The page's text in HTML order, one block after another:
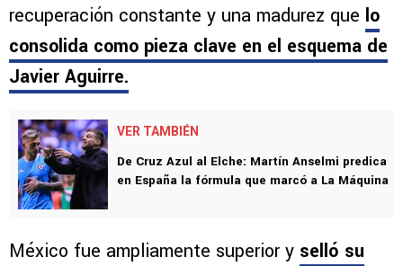
recuperación constante y una madurez que lo
consolida como pieza clave en el esquema de
Javier Aguirre.
VER TAMBIÉN
De Cruz Azul al Elche: Martín Anselmi predica
en España la fórmula que marcó a La Máquina
México fue ampliamente superior y selló su